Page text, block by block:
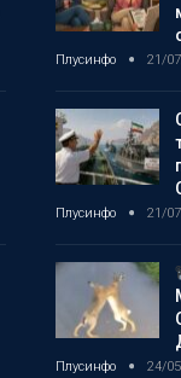
Плусинфо 21/
Плусинфо 21/
Плусинфо 24/